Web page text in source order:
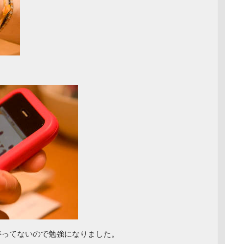
てないので勉強になりました。